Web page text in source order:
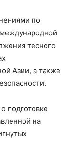
по
тесного
Азии, а также
подготовке
на